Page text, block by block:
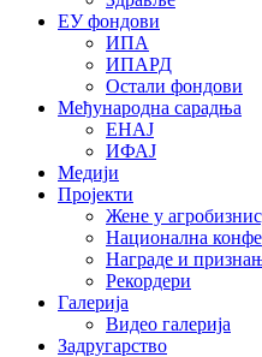
ЕУ фондови
ИПА
ИПАРД
Остали фондови
Међународна сарадња
ЕНАЈ
ИФАЈ
Медији
Пројекти
Жене у
Национална
Награде и
Рекордери
Галерија
Видео галерија
Задругарство